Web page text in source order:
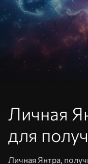
Личная
для
Личная Янтра,